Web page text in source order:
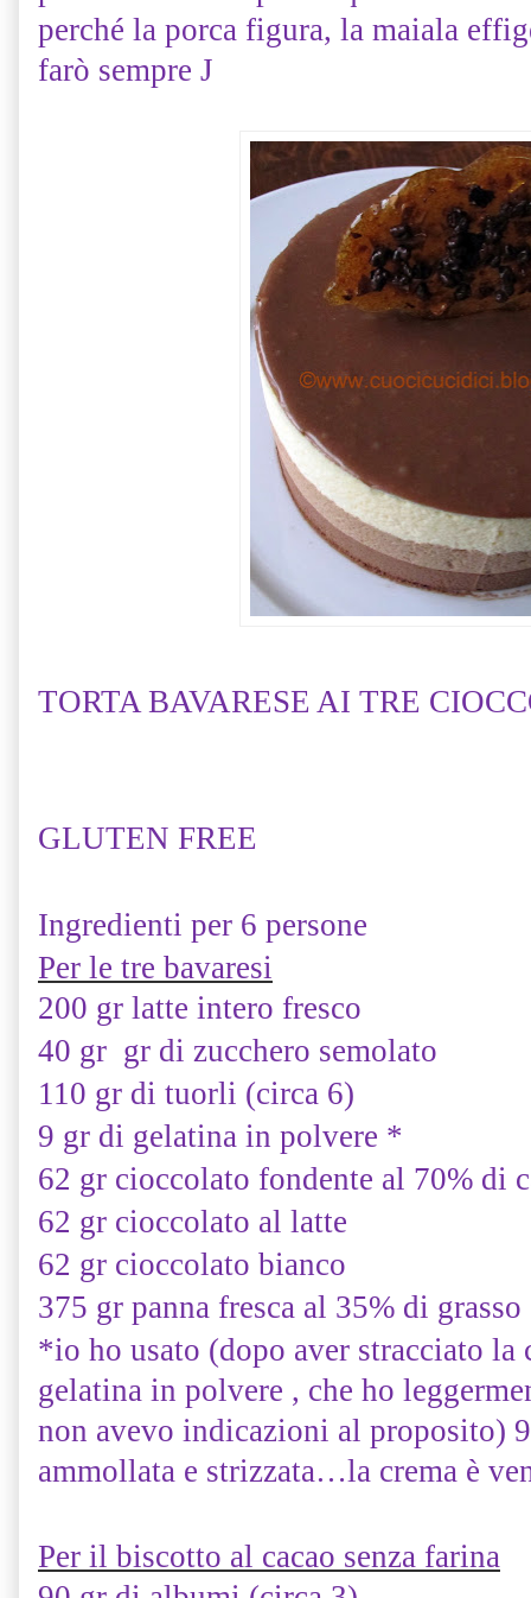
perché la porca figura, la maiala
farò sempre J
TORTA BAVARESE AI TRE
GLUTEN FREE
Ingredienti per 6 persone
Per le tre bavaresi
200 gr latte intero fresco
40 gr gr di zucchero semolato
110 gr di tuorli (circa 6)
9 gr di gelatina in polvere *
62 gr cioccolato fondente al 70% di
62 gr cioccolato al latte
62 gr cioccolato bianco
375 gr panna fresca al 35% di grasso
*io ho usato (dopo aver stracciato la
gelatina in polvere , che ho
non avevo indicazioni al proposito)
ammollata e strizzata…la crema è
Per il biscotto al cacao senza farina